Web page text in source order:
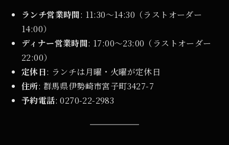
ランチ営業時間: 11:30～14:30（ラストオーダー
14:00）
ディナー営業時間: 17:00～23:00（ラストオーダー
22:00）
定休日: ランチは月曜・火曜が定休日
住所: 群馬県伊勢崎市宮子町3427-7
予約電話: 0270-22-2983